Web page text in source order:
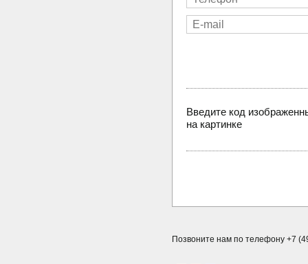
Введите код
на картинке
Позвоните нам по телефону +7